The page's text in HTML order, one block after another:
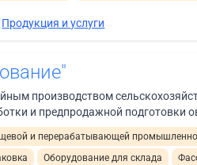
Продукция и услуги
производством
и предпродажной подготовки
и перерабатывающей
Оборудование для склада